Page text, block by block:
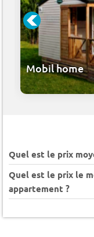
Mobil home
Quel est le prix
Quel est le prix le
appartement ?